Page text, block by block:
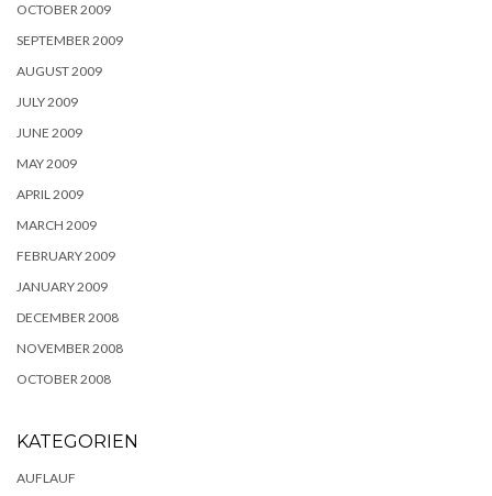
OCTOBER 2009
SEPTEMBER 2009
AUGUST 2009
JULY 2009
JUNE 2009
MAY 2009
APRIL 2009
MARCH 2009
FEBRUARY 2009
JANUARY 2009
DECEMBER 2008
NOVEMBER 2008
OCTOBER 2008
KATEGORIEN
AUFLAUF